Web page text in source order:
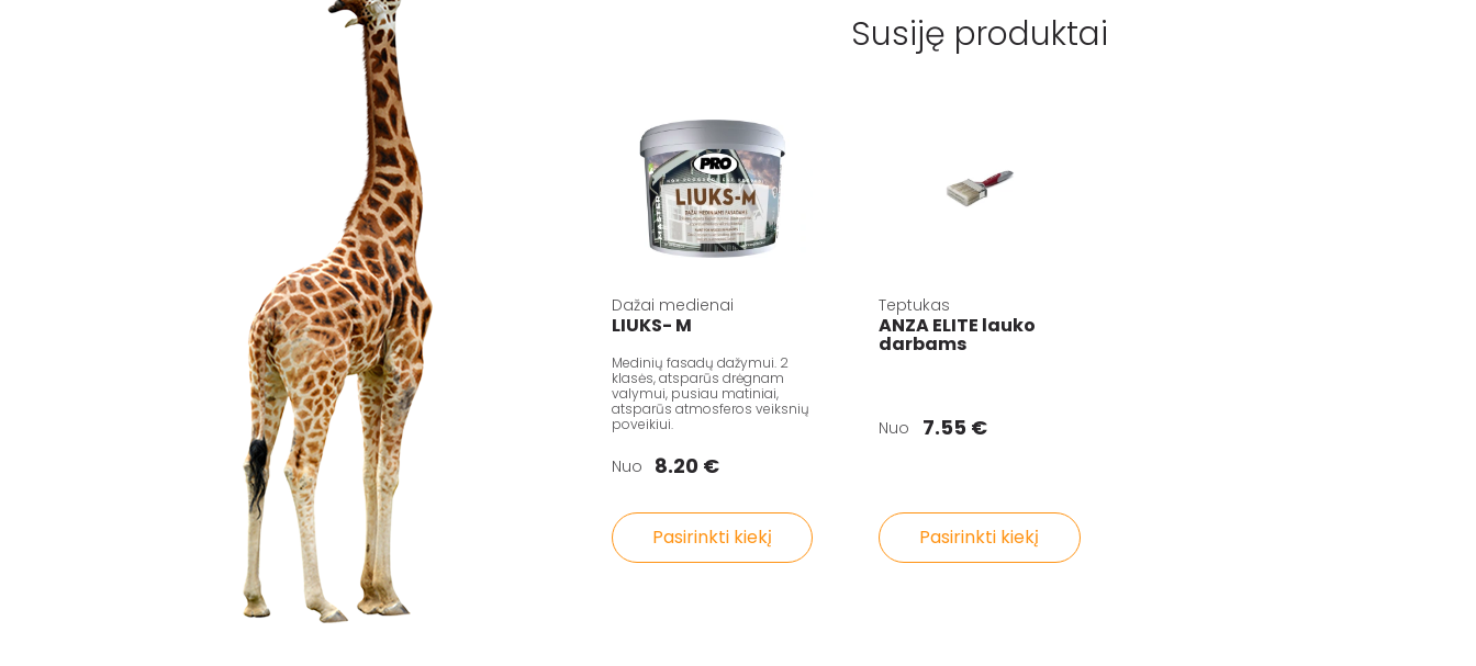
Susiję produktai
Dažai medienai
LIUKS- M
Medinių fasadų dažymui. 2
klasės, atsparūs drėgnam
valymui, pusiau matiniai,
atsparūs atmosferos veiksnių
poveikiui.
Nuo 8.20 €
Pasirinkti kiekį
Teptukas
ANZA ELITE lauko
darbams
Nuo 7.55 €
Pasirinkti kiekį